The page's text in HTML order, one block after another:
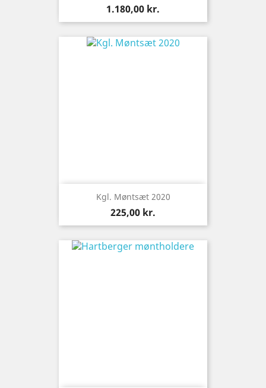
Pris
1.180,00 kr.
Kgl. Møntsæt 2020
Pris
225,00 kr.